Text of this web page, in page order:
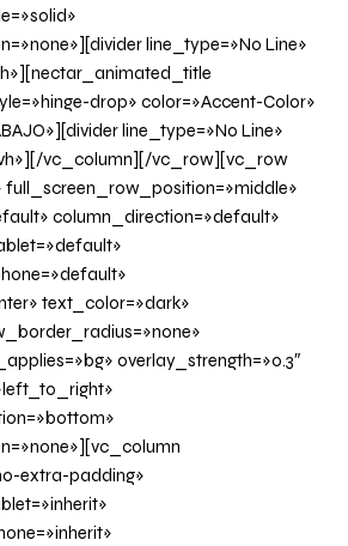
line_type=»No Line»
drop» color=»Accent-Color»
line_type=»No Line»
vc_column][/vc_row][vc_row
full_screen_row_position=»middle»
column_direction=»default»
text_color=»dark»
overlay_strength=»0.3″
extra-padding»